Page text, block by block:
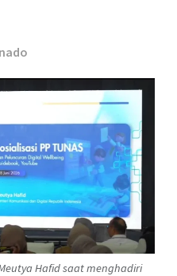
Hafid saat menghadiri